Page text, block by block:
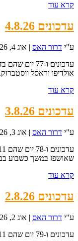
קרא עוד
עדכונים 4.8.26
ע"י דרור האס | אוג 4, 2026
אולדיפו וראסל
קרא עוד
עדכונים 3.8.26
ע"י דרור האס | אוג 3, 2026
שאושפז במשך כשבוע
קרא עוד
עדכונים 2.8.26
ע"י דרור האס | אוג 2, 2026